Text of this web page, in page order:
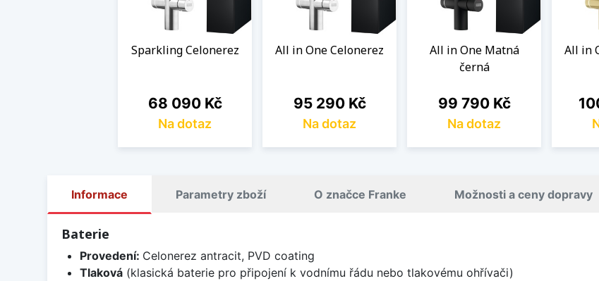
Sparkling Celonerez
Cena
68 090 Kč
Na dotaz
All in One Celonerez
Cena
95 290 Kč
Na dotaz
All in One Matná
černá
Cena
99 790 Kč
Na dotaz
All in
Informace Parametry zboží O značce Franke Možnosti a ceny dopravy
Baterie
Provedení: Celonerez antracit, PVD coating
Tlaková(klasická baterie pro připojení k vodnímu řádu nebo tlakovému ohřívači)